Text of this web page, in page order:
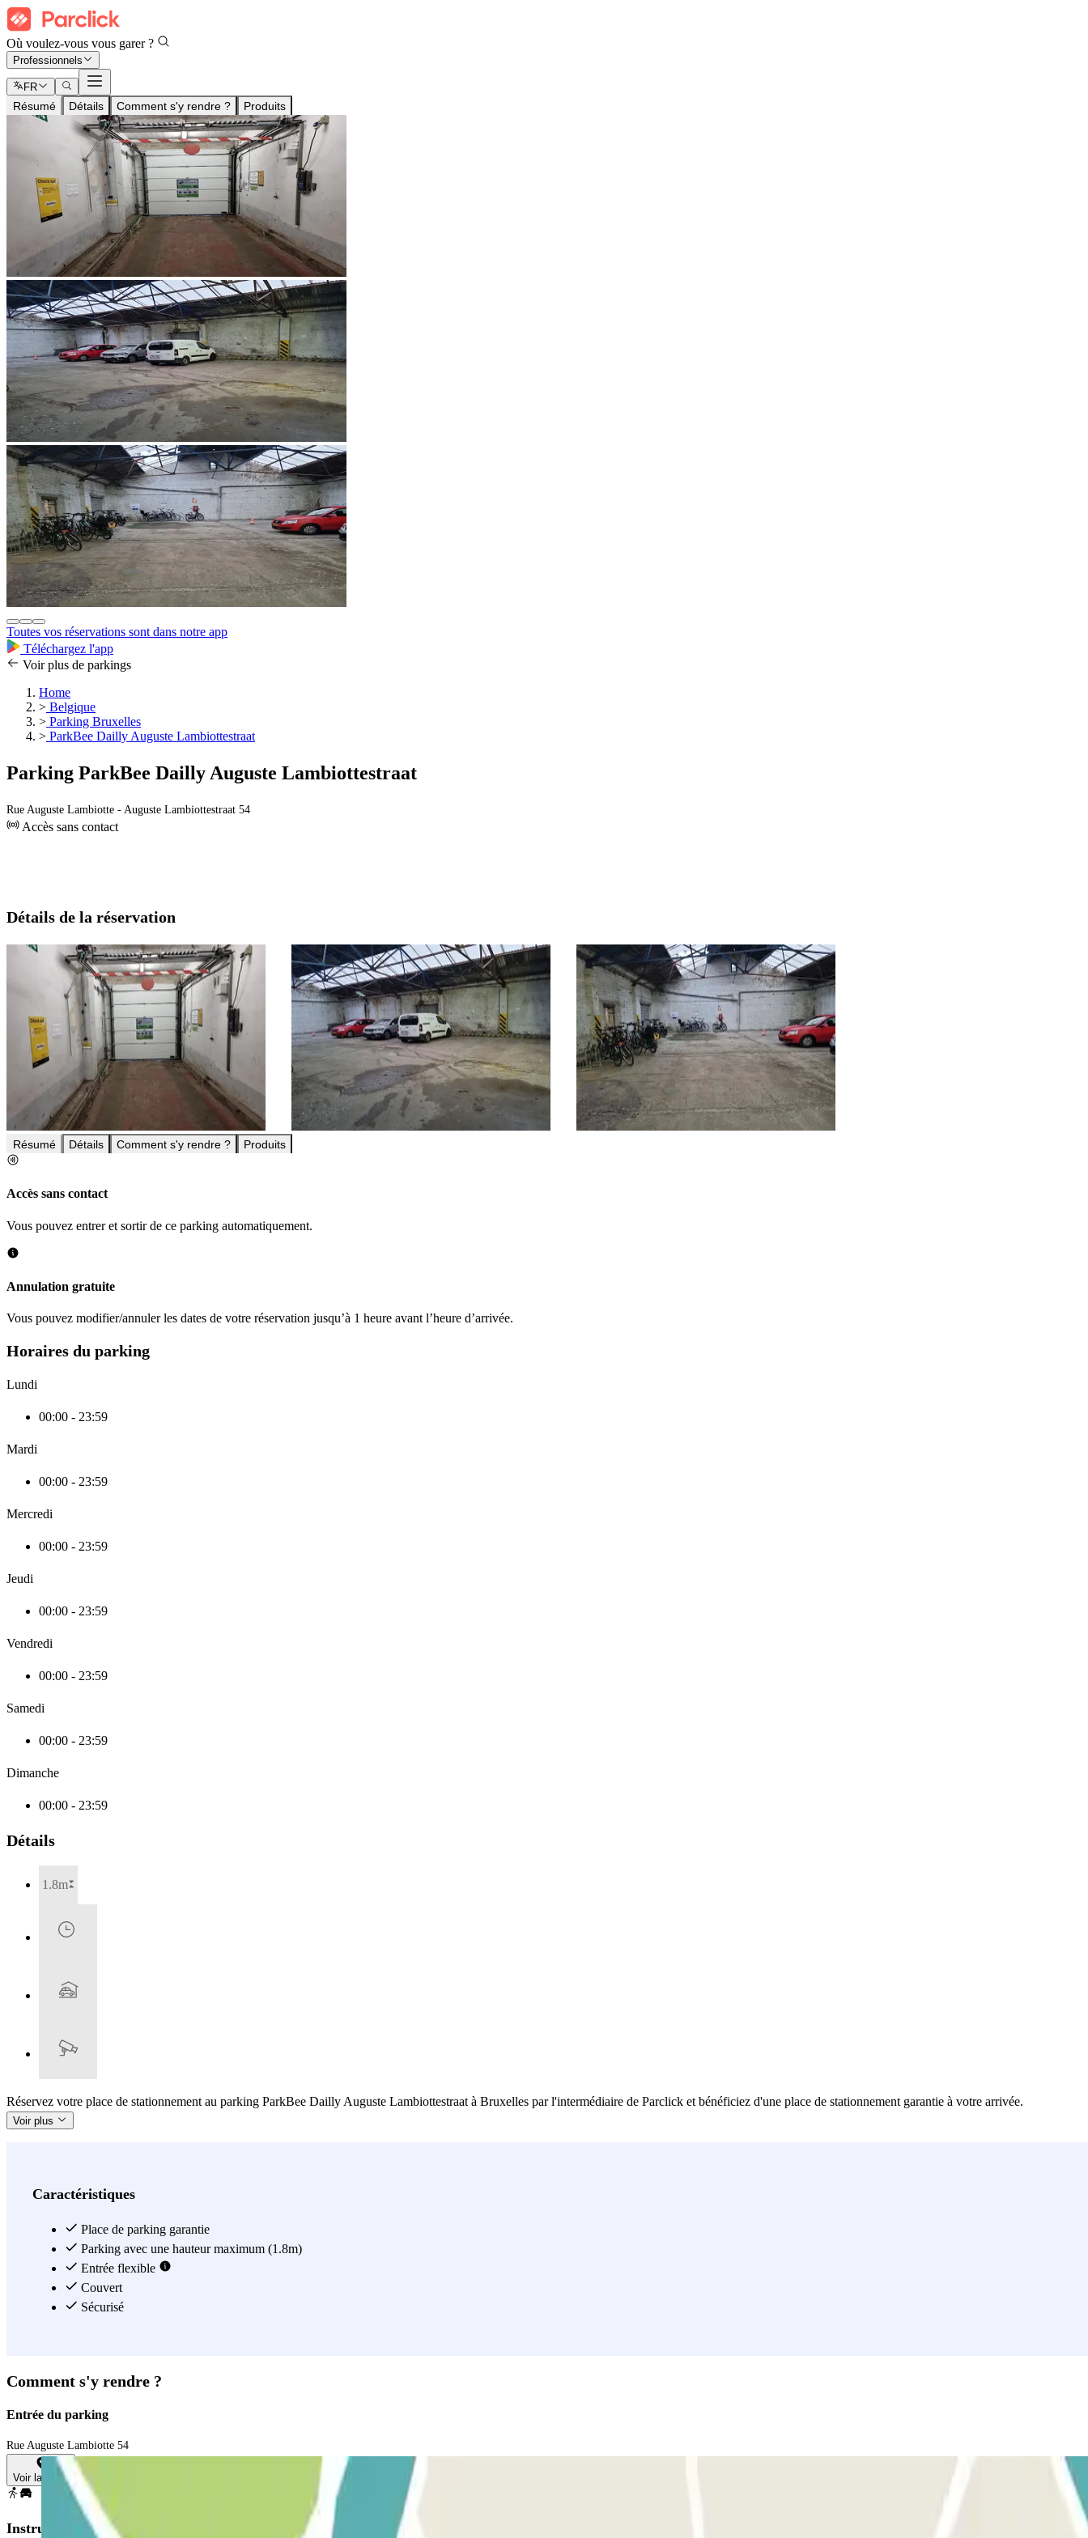
Où voulez-vous vous garer ?
Professionnels
FR
Résumé Détails Comment s'y rendre ? Produits
Toutes vos réservations sont dans notre app
Téléchargez l'app
Voir plus de parkings
Home
> Belgique
> Parking Bruxelles
> ParkBee Dailly Auguste Lambiottestraat
Parking ParkBee Dailly Auguste Lambiottestraat
Rue Auguste Lambiotte - Auguste Lambiottestraat 54
Accès sans contact
Détails de la réservation
Résumé Détails Comment s'y rendre ? Produits
Accès sans contact
Vous pouvez entrer et sortir de ce parking automatiquement.
Annulation gratuite
Vous pouvez modifier/annuler les dates de votre réservation jusqu’à 1 heure avant l’heure d’arrivée.
Horaires du parking
Lundi
00:00 - 23:59
Mardi
00:00 - 23:59
Mercredi
00:00 - 23:59
Jeudi
00:00 - 23:59
Vendredi
00:00 - 23:59
Samedi
00:00 - 23:59
Dimanche
00:00 - 23:59
Détails
1.8m
Réservez votre place de stationnement au parking ParkBee Dailly Auguste Lambiottestraat à Bruxelles par l'intermédiaire de Parclick et bénéficiez d'une place de stationnement garantie à votre arrivée.
Voir plus
Caractéristiques
Place de parking garantie
Parking avec une hauteur maximum (1.8m)
Entrée flexible
Couvert
Sécurisé
Comment s'y rendre ?
Entrée du parking
Rue Auguste Lambiotte 54
Voir la carte
Instructions